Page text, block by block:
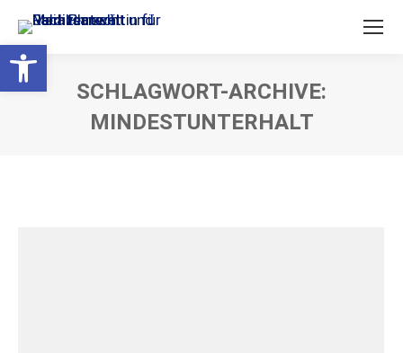
Open toolbar
SCHLAGWORT-ARCHIVE:
MINDESTUNTERHALT